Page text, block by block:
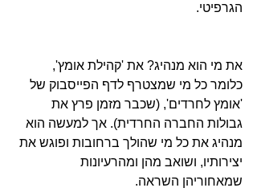
הגרפיטי.
את מי הוא מנהיג? את 'קהילת אומץ',
כלומר כל מי שמצטרף לדף הפייסבוק של
'אומץ לחרדים', (שכבר מזמן פרץ את
גבולות החברה החרדית). אך למעשה הוא
מנהיג את כל מי שהולך ברחובות ופוגש את
יצירותיו, ושואב מהן ומהרעיונות
שמאחוריהן השראה.